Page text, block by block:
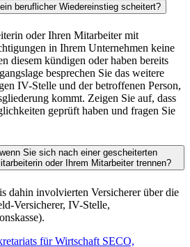
beruflicher Wiedereinstieg scheitert?
oder Ihren Mitarbeiter mit
in Ihrem Unternehmen keine
diesem kündigen oder haben bereits
besprechen Sie das weitere
IV-Stelle und der betroffenen Person,
kommt. Zeigen Sie auf, dass
geprüft haben und fragen Sie
Sie sich nach einer gescheiterten
oder Ihrem Mitarbeiter trennen?
dahin involvierten Versicherer über die
Versicherer, IV-Stelle,
für Wirtschaft SECO,